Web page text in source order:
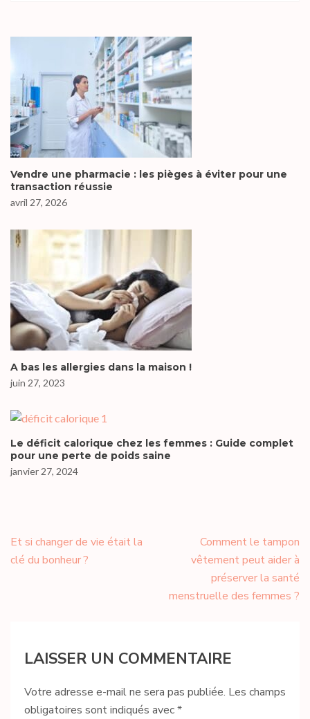
Vendre une pharmacie : les pièges à éviter pour une
transaction réussie
avril 27, 2026
A bas les allergies dans la maison !
juin 27, 2023
Le déficit calorique chez les femmes : Guide complet
pour une perte de poids saine
janvier 27, 2024
Navigation
de
Et si changer de vie était la
clé du bonheur ?
Comment le tampon
vêtement peut aider à
préserver la santé
menstruelle des femmes ?
LAISSER UN COMMENTAIRE
Votre adresse e-mail ne sera pas publiée. Les champs
obligatoires sont indiqués avec*